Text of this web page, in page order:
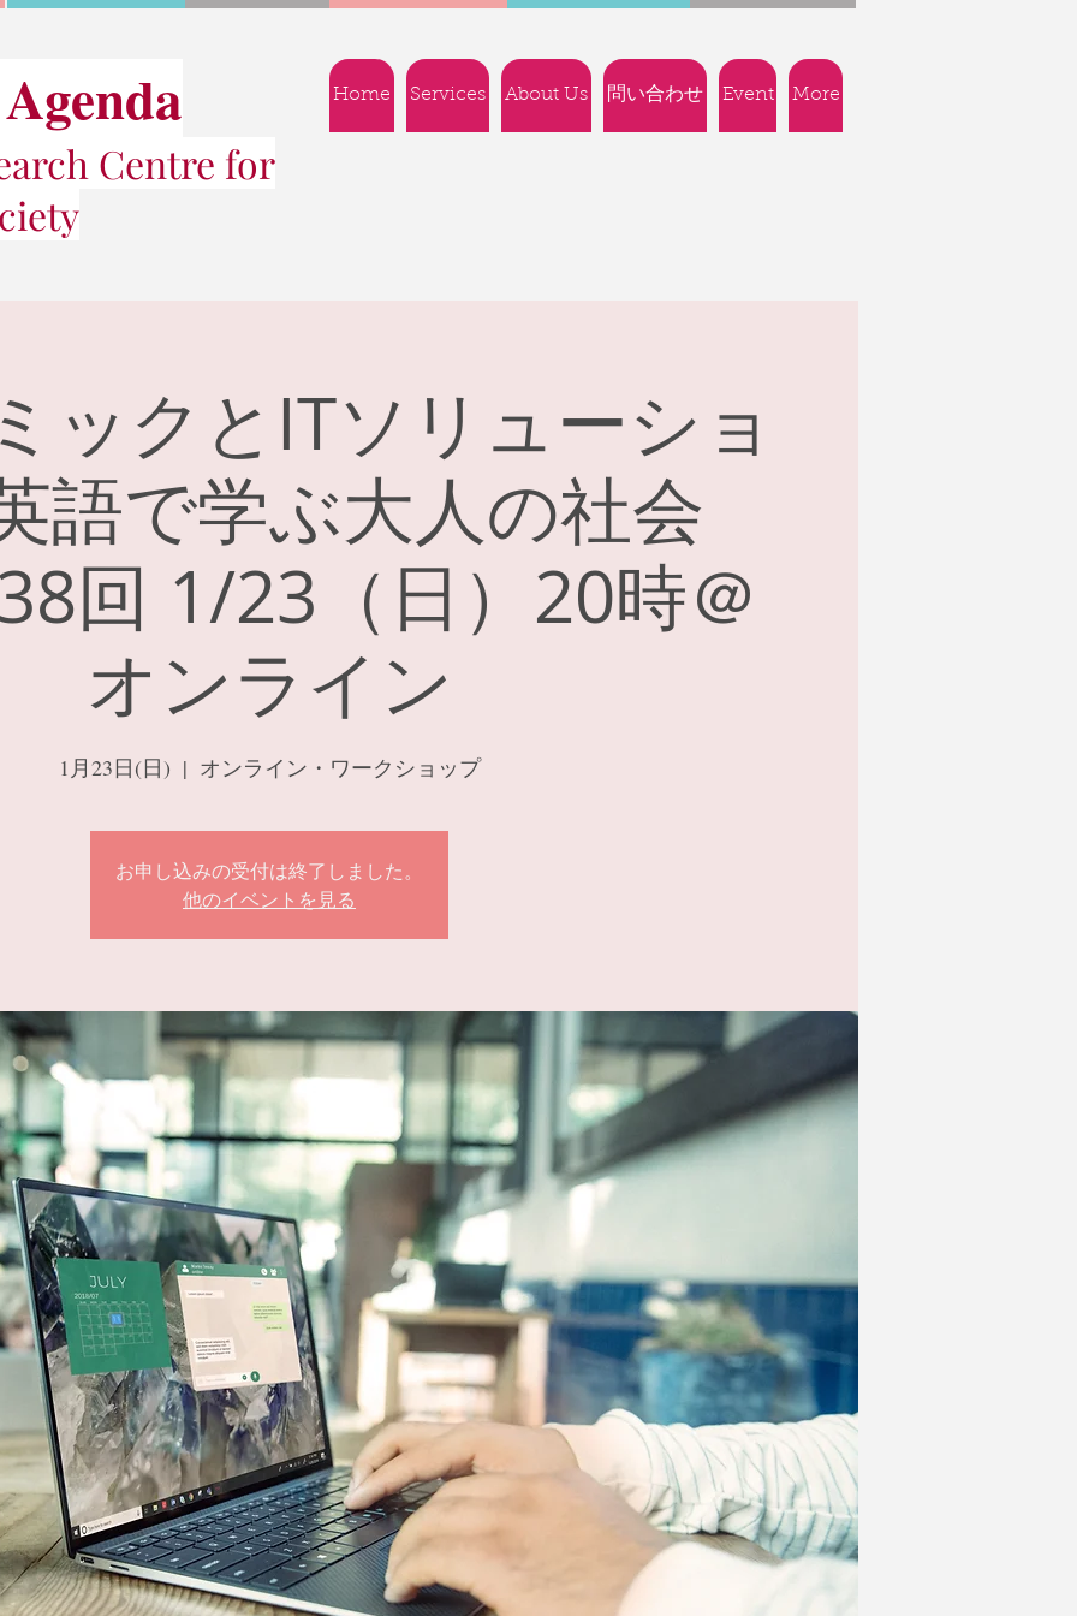
Centre for
Home Services About Us 問い合わせ Event More
ックとITソリューショ
語で学ぶ大人の社会
回 1/23（日）20時＠
オンライン
1月23日(日)
  |
オンライン・ワークショップ
お申し込みの受付は終了しました。
他のイベントを見る